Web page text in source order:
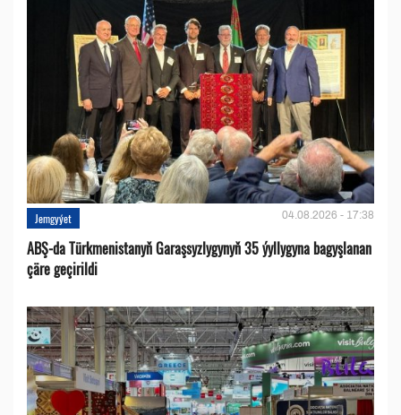
Jemgyýet 04.08.2026 - 17:38
ABŞ-da Türkmenistanyň Garaşsyzlygynyň 35 ýyllygyna bagyşlanan
çäre geçirildi